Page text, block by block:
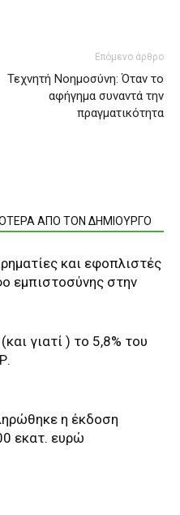
Επόμενο άρθρο
Τεχνητή Νοημοσύνη: Όταν το
αφήγημα συναντά την
πραγματικότητα
ΑΠΟ ΤΟΝ ΔΗΜΙΟΥΡΓΟ
και εφοπλιστές
εμπιστοσύνης στην
γιατί ) το 5,8% του
η έκδοση
εκατ. ευρώ